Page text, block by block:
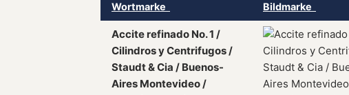
Wortmarke Bildmarke
Accite refinado No. 1 /
Cilindros y Centrifugos /
Staudt & Cia / Buenos-
Aires Montevideo /